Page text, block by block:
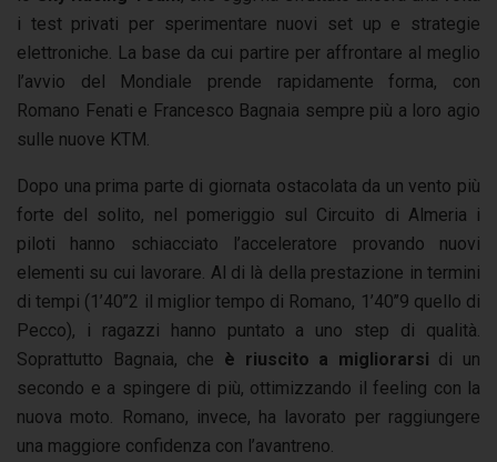
i test privati per sperimentare nuovi set up e strategie
elettroniche. La base da cui partire per affrontare al meglio
l’avvio del Mondiale prende rapidamente forma, con
Romano Fenati e Francesco Bagnaia sempre più a loro agio
sulle nuove KTM.
Dopo una prima parte di giornata ostacolata da un vento più
forte del solito, nel pomeriggio sul Circuito di Almeria i
piloti hanno schiacciato l’acceleratore provando nuovi
elementi su cui lavorare. Al di là della prestazione in termini
di tempi (1’40’’2 il miglior tempo di Romano, 1’40’’9 quello di
Pecco), i ragazzi hanno puntato a uno step di qualità.
Soprattutto Bagnaia, che è riuscito a migliorarsi di un
secondo e a spingere di più, ottimizzando il feeling con la
nuova moto. Romano, invece, ha lavorato per raggiungere
una maggiore confidenza con l’avantreno.